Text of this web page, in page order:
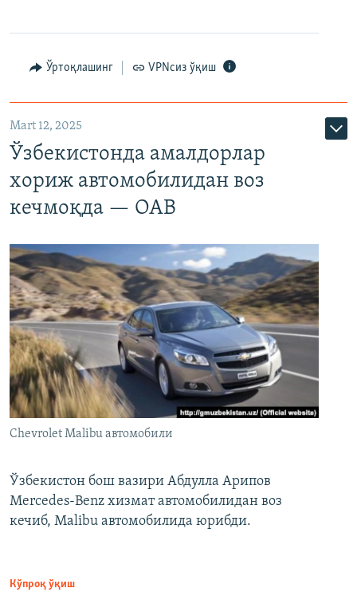
Ўртоқлашинг VPNсиз ўқиш
Mart 12, 2025
Ўзбекистонда амалдорлар
хориж автомобилидан воз
кечмоқда — ОАВ
Chevrolet Malibu автомобили
Ўзбекистон бош вазири Абдулла Арипов
Mercedes-Benz хизмат автомобилидан воз
кечиб, Malibu автомобилида юрибди.
Кўпроқ ўқиш